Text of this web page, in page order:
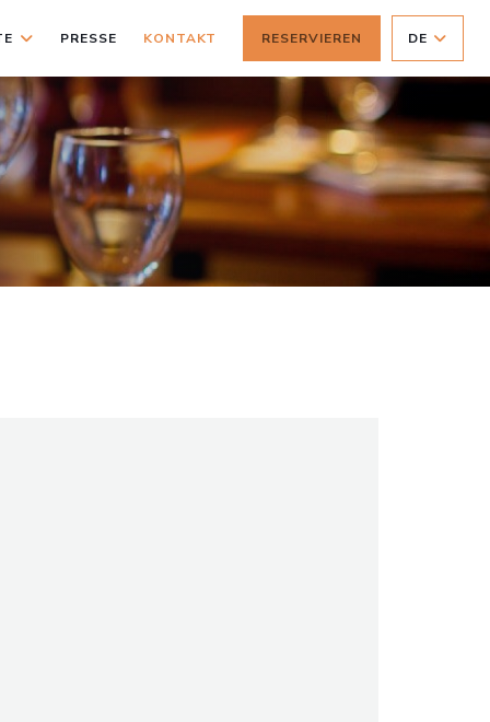
PRESSE KONTAKT RESERVIEREN DE